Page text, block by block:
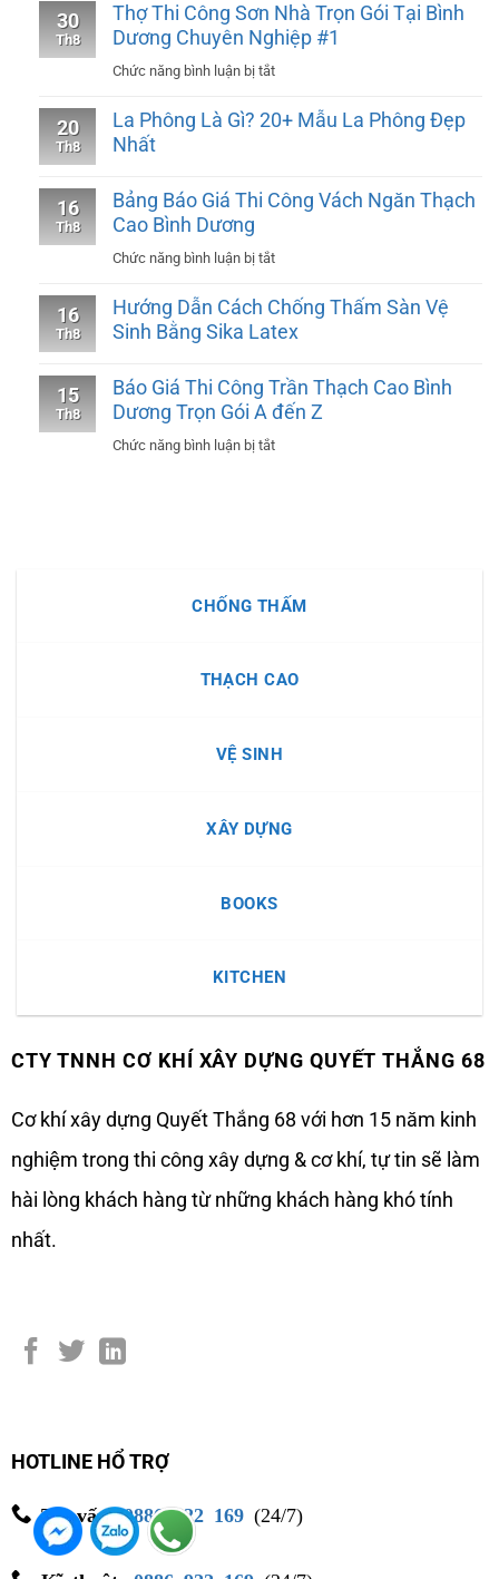
30
Th8
Thợ Thi Công Sơn Nhà Trọn Gói Tại Bình
Dương Chuyên Nghiệp #1
Chức năng bình luận bị tắtở
Thi
Nhà
Gói
Chuyên
Nghiệp
20
Th8
La Phông Là Gì? 20+ Mẫu La Phông Đẹp
Nhất
16
Th8
Bảng Báo Giá Thi Công Vách Ngăn Thạch
Cao Bình Dương
Chức năng bình luận bị tắtở
Báo
Giá
Công
Vách
Ngăn
16
Th8
Hướng Dẫn Cách Chống Thấm Sàn Vệ
Sinh Bằng Sika Latex
15
Th8
Báo Giá Thi Công Trần Thạch Cao Bình
Dương Trọn Gói A đến Z
Chức năng bình luận bị tắtở
Thạch
Gói
Z
CHỐNG THẤM
THẠCH CAO
VỆ SINH
XÂY DỰNG
BOOKS
KITCHEN
CTY TNNH CƠ KHÍ XÂY DỰNG QUYẾT THẮNG 68
Cơ khí xây dựng Quyết Thắng 68 với hơn 15 năm kinh
nghiệm trong thi công xây dựng & cơ khí, tự tin sẽ làm
hài lòng khách hàng từ những khách hàng khó tính
nhất.
HOTLINE HỔ TRỢ
Tư vấn:0886 922 169 (24/7)